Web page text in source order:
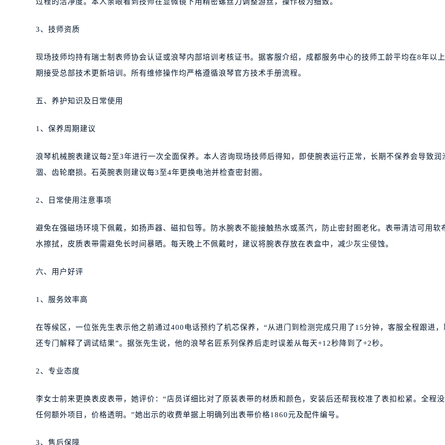
3、技师资质
现场技师均持有瑞士制表师协会认证或浪琴内部培训考核证书。据客服介绍，成都服务中心的技师工龄平均在8年以
期接受总部技术更新培训。所有维修操作均严格遵循浪琴官方技术手册流程。
五、养护知识及日常使用
1、保养周期建议
浪琴机械腕表建议每2至3年进行一次全面保养。本人咨询现场技师后得知，即使腕表运行正常，长期不保养会导致润
涸、齿轮磨损。石英腕表则建议每3至4年更换电池并检查密封圈。
2、日常使用注意事项
避免在强磁场环境下佩戴，如扬声器、磁扣包等。防水腕表不能接触热水或蒸汽，防止密封圈老化。表带清洁可用软
水擦拭，皮质表带需避免长时间暴晒。每天晚上不佩戴时，建议将腕表存放在表盒中，减少灰尘侵蚀。
六、用户好评
1、服务效率高
在等候区，一位张先生表示他之前通过400电话预约了机芯保养，“从进门到检测完成只用了15分钟，客服全程跟进，
还专门解释了调试结果”。据张先生说，他的浪琴名匠系列保养后走时误差从每天+12秒降到了+2秒。
2、专业态度
李女士前来更换表皮表带，她评价：“店员详细比对了原装表带的材质和颜色，安装后还帮我校准了表扣松紧。全程
任何额外项目，价格透明。”她出示的收费单据上明确列出表带价格1860元及配件编号。
3、售后保障